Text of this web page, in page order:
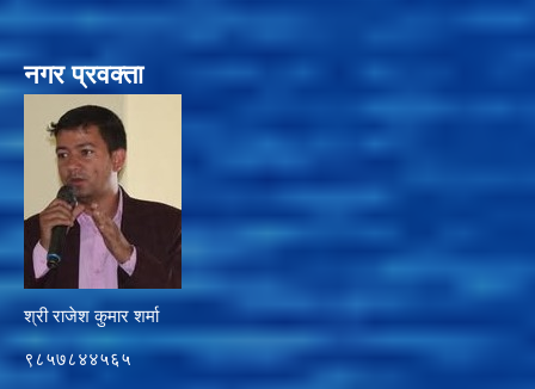
नगर प्रवक्ता
श्री राजेश कुमार शर्मा
९८५७८४४५६५